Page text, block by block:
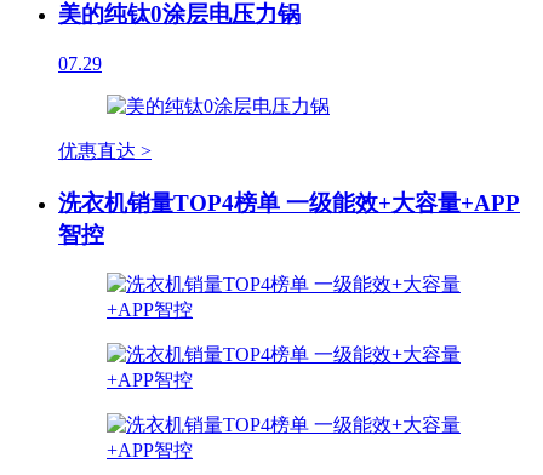
美的纯钛0涂层电压力锅
07.29
优惠直达 >
洗衣机销量TOP4榜单 一级能效+大容量+APP
智控